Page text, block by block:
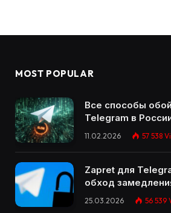
MOST POPULAR
Все способы
Telegram в
11.02.2026 57 538
Zapret для
обход
25.03.2026 56 539